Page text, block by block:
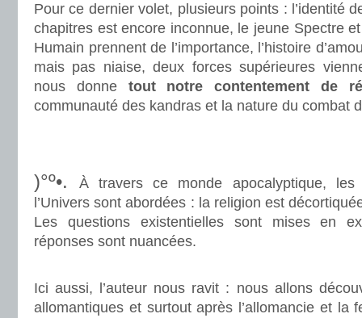
Pour ce dernier volet, plusieurs points : l’identité
chapitres est encore inconnue, le jeune Spectre
Humain prennent de l’importance, l’histoire
mais pas niaise, deux forces supérieures
nous donnetout notre contentement de
communauté des kandras et la nature du combat
)°º•.À travers ce monde apocalyptique, les
l’Univers sont abordées : la religion est
Les questions existentielles sont mises en
réponses sont nuancées.
Ici aussi, l’auteur nous ravit : nous allons
allomantiques et surtout après l’allomancie et la